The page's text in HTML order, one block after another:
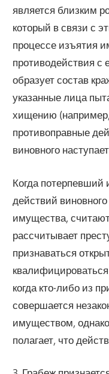
является близким
который в связи с
процессе изъятия
противодействия с
образует состав
указанные лица
хищению
противоправные
виновного
Когда
действий
имущества,
рассчитывает
признаваться
когда кто-либо из
совершается
имуществом,
полагает, что